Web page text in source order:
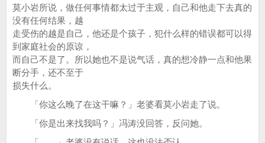
莫小岩所说，做任何事情都太过于主观，自己和他走下去真的
没有任何结果，越
走受伤的越是自己，他还是个孩子，犯什么样的错误都可以得
到家庭社会的原谅，
而自己不是了。所以她也不是说气话，真的想冷静一点和他果
断分手，还不至于
损失什么。
「你这么晚了在这干嘛？」老婆看莫小岩走了说。
「你是出来找我吗？」冯涛没回答，反问她。